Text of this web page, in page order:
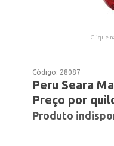
Clique
Código: 28087
Peru Seara
Preço por
Produto